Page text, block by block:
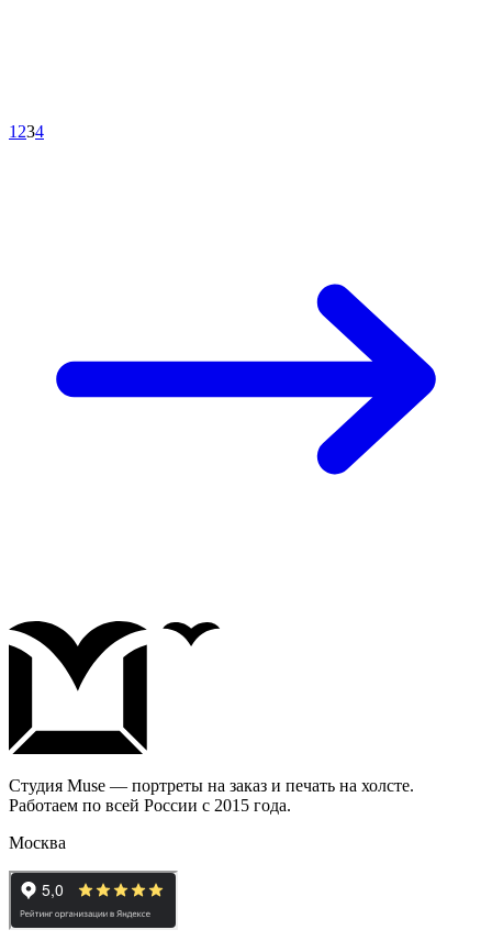
1 234
Студия Muse — портреты на заказ и печать на холсте.
Работаем по всей России с 2015 года.
Москва